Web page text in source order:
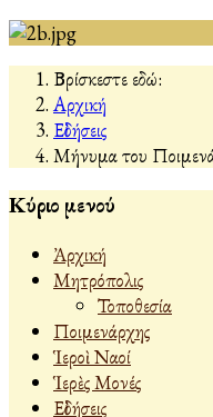
Βρίσκεστε εδώ:
Αρχική
Εἰδήσεις
Μήνυμα του
Κύριο μενού
Ἀρχική
Μητρόπολις
Τοποθεσία
Ποιμενάρχης
Ἱεροὶ Ναοί
Ἱερὲς Μονές
Εἰδήσεις